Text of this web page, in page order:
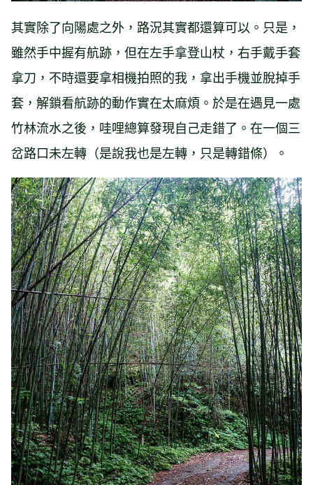
其實除了向陽處之外，路況其實都還算可以。只是，
雖然手中握有航跡，但在左手拿登山杖，右手戴手套
拿刀，不時還要拿相機拍照的我，拿出手機並脫掉手
套，解鎖看航跡的動作實在太麻煩。於是在遇見一處
竹林流水之後，哇哩總算發現自己走錯了。在一個三
岔路口未左轉（是說我也是左轉，只是轉錯條）。